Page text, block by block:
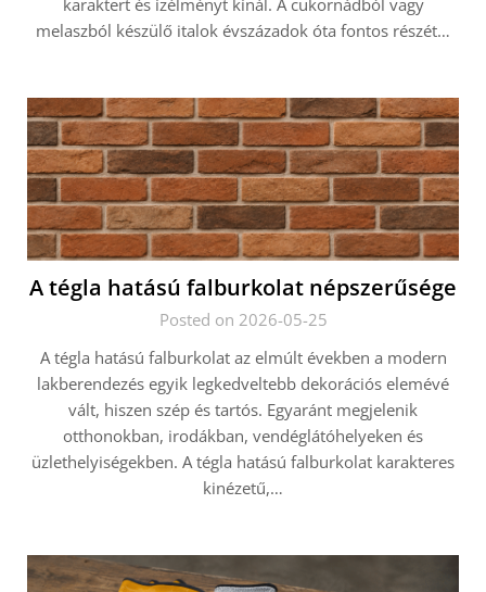
karaktert és ízélményt kínál. A cukornádból vagy
melaszból készülő italok évszázadok óta fontos részét…
A tégla hatású falburkolat népszerűsége
Posted on 2026-05-25
A tégla hatású falburkolat az elmúlt években a modern
lakberendezés egyik legkedveltebb dekorációs elemévé
vált, hiszen szép és tartós. Egyaránt megjelenik
otthonokban, irodákban, vendéglátóhelyeken és
üzlethelyiségekben. A tégla hatású falburkolat karakteres
kinézetű,…